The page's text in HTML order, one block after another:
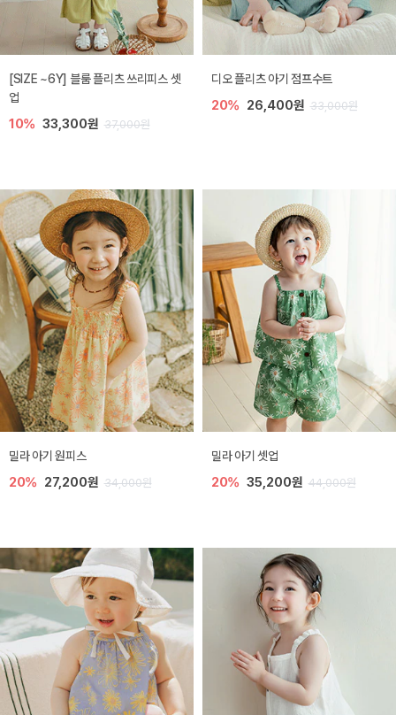
[SIZE ~6Y] 블룸 플리츠 쓰리피스 셋
업
10% 33,300원 37,000원
디오 플리츠 아기 점프수트
20% 26,400원 33,000원
밀라 아기 원피스
20% 27,200원 34,000원
밀라 아기 셋업
20% 35,200원 44,000원